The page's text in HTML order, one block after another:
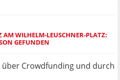
AM WILHELM-LEUSCHNER-PLATZ:
GEFUNDEN
über Crowdfunding und durch